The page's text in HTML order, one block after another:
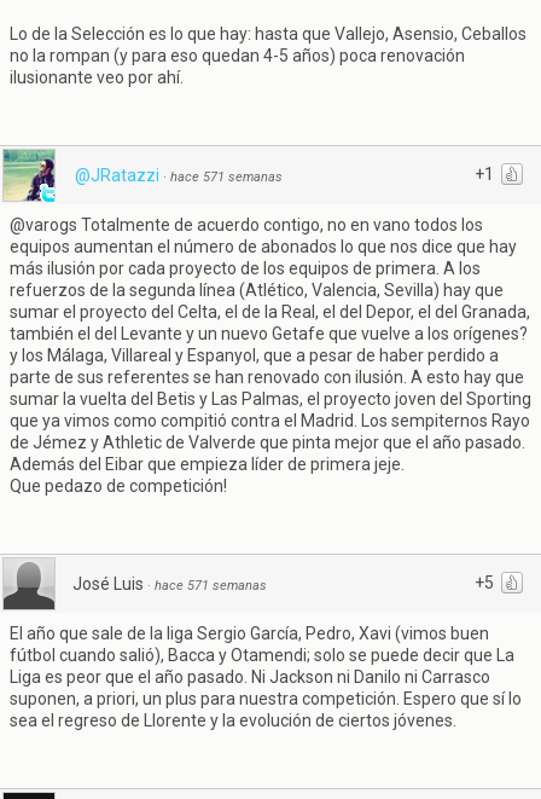
Lo de la Selección es lo que hay: hasta que Vallejo, Asensio, Ceballos
no la rompan (y para eso quedan 4-5 años) poca renovación
ilusionante veo por ahí.
+1
@JRatazzi · hace 571 semanas
@varogs Totalmente de acuerdo contigo, no en vano todos los
equipos aumentan el número de abonados lo que nos dice que hay
más ilusión por cada proyecto de los equipos de primera. A los
refuerzos de la segunda línea (Atlético, Valencia, Sevilla) hay que
sumar el proyecto del Celta, el de la Real, el del Depor, el del Granada,
también el del Levante y un nuevo Getafe que vuelve a los orígenes?
y los Málaga, Villareal y Espanyol, que a pesar de haber perdido a
parte de sus referentes se han renovado con ilusión. A esto hay que
sumar la vuelta del Betis y Las Palmas, el proyecto joven del Sporting
que ya vimos como compitió contra el Madrid. Los sempiternos Rayo
de Jémez y Athletic de Valverde que pinta mejor que el año pasado.
Además del Eibar que empieza líder de primera jeje.
Que pedazo de competición!
+5
José Luis · hace 571 semanas
El año que sale de la liga Sergio García, Pedro, Xavi (vimos buen
fútbol cuando salió), Bacca y Otamendi; solo se puede decir que La
Liga es peor que el año pasado. Ni Jackson ni Danilo ni Carrasco
suponen, a priori, un plus para nuestra competición. Espero que sí lo
sea el regreso de Llorente y la evolución de ciertos jóvenes.